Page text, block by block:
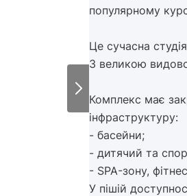
популярному
Це сучасна
З великою
Комплекс має
інфраструктуру:
- басейни;
- дитячий та
- SPA-зону,
У пішій